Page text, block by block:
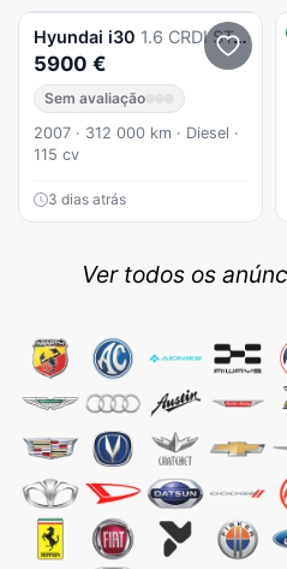
Hyundai i30 1.6 CRDI STyle
5900 €
Sem avaliação
2007 · 312 000 km · Diesel ·
115 cv
3 dias atrás
Ver todos os